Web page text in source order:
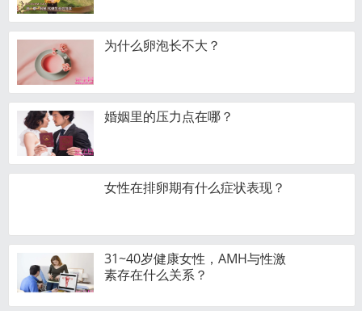
为什么卵泡长不大？
婚姻里的压力点在哪？
女性在排卵期有什么症状表现？
31~40岁健康女性，AMH与性激
素存在什么关系？